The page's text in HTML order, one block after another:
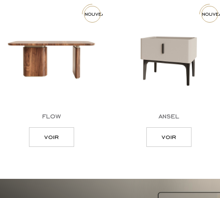
nouveau
flow
voir
ansel
voir